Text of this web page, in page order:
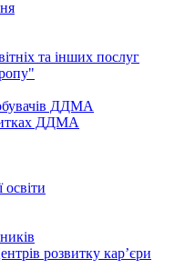
та інших послуг
ДДМА
ДДМА
розвитку кар’єри